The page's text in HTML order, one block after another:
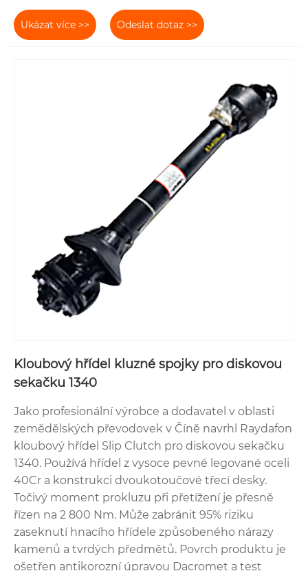
Ukázat více >> Odeslat dotaz >>
Kloubový hřídel kluzné spojky pro diskovou
sekačku 1340
Jako profesionální výrobce a dodavatel v oblasti
zemědělských převodovek v Číně navrhl Raydafon
kloubový hřídel Slip Clutch pro diskovou sekačku
1340. Používá hřídel z vysoce pevné legované oceli
40Cr a konstrukci dvoukotoučové třecí desky.
Točivý moment prokluzu při přetížení je přesně
řízen na 2 800 Nm. Může zabránit 95% riziku
zaseknutí hnacího hřídele způsobeného nárazy
kamenů a tvrdých předmětů. Povrch produktu je
ošetřen antikorozní úpravou Dacromet a test